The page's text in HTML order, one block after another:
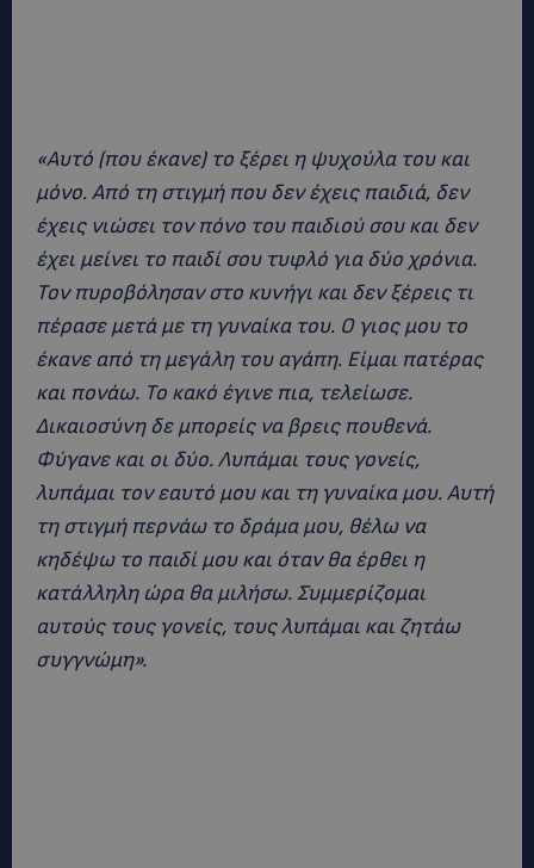
«Αυτό (που έκανε) το ξέρει η ψυχούλα του και
μόνο. Από τη στιγμή που δεν έχεις παιδιά, δεν
έχεις νιώσει τον πόνο του παιδιού σου και δεν
έχει μείνει το παιδί σου τυφλό για δύο χρόνια.
Τον πυροβόλησαν στο κυνήγι και δεν ξέρεις τι
πέρασε μετά με τη γυναίκα του. Ο γιος μου το
έκανε από τη μεγάλη του αγάπη. Είμαι πατέρας
και πονάω. Το κακό έγινε πια, τελείωσε.
Δικαιοσύνη δε μπορείς να βρεις πουθενά.
Φύγανε και οι δύο. Λυπάμαι τους γονείς,
λυπάμαι τον εαυτό μου και τη γυναίκα μου. Αυτή
τη στιγμή περνάω το δράμα μου, θέλω να
κηδέψω το παιδί μου και όταν θα έρθει η
κατάλληλη ώρα θα μιλήσω. Συμμερίζομαι
αυτούς τους γονείς, τους λυπάμαι και ζητάω
συγγνώμη».